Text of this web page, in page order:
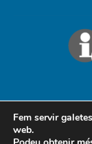
Fem servir
web.